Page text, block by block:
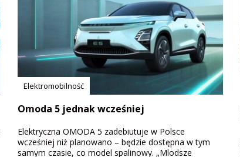
Elektromobilność
Omoda 5 jednak wcześniej
Elektryczna OMODA 5 zadebiutuje w Polsce
wcześniej niż planowano – będzie dostępna w tym
samym czasie, co model spalinowy. „Mlodsze